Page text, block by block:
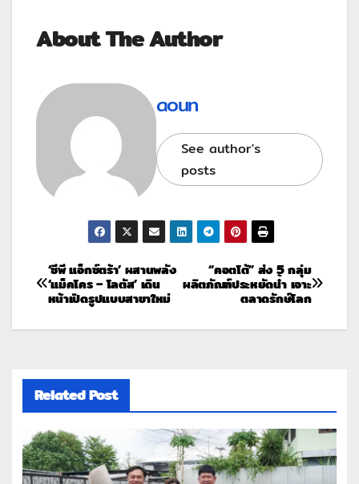
About The Author
aoun
See author's
posts
“คอตโต้” ส่ง 5 กลุ่ม
ผลิตภัณฑ์ประหยัดน้ำ เจาะ
ตลาดรักษ์โลก
‘ซีพี แอ็กซ์ตร้า’ ผสานพลัง
‘แม็คโคร – โลตัส’ เดิน
หน้าเปิดรูปแบบสาขาใหม่
Related Post